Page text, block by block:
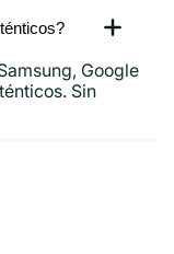
Google
Sin